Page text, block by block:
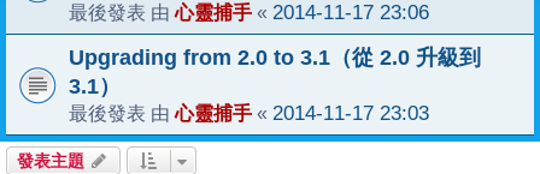
最後發表 由心靈捕手 « 2014-11-17 23:06
Upgrading from 2.0 to 3.1（從 2.0 升級到
3.1）
最後發表 由心靈捕手 « 2014-11-17 23:03
發表主題